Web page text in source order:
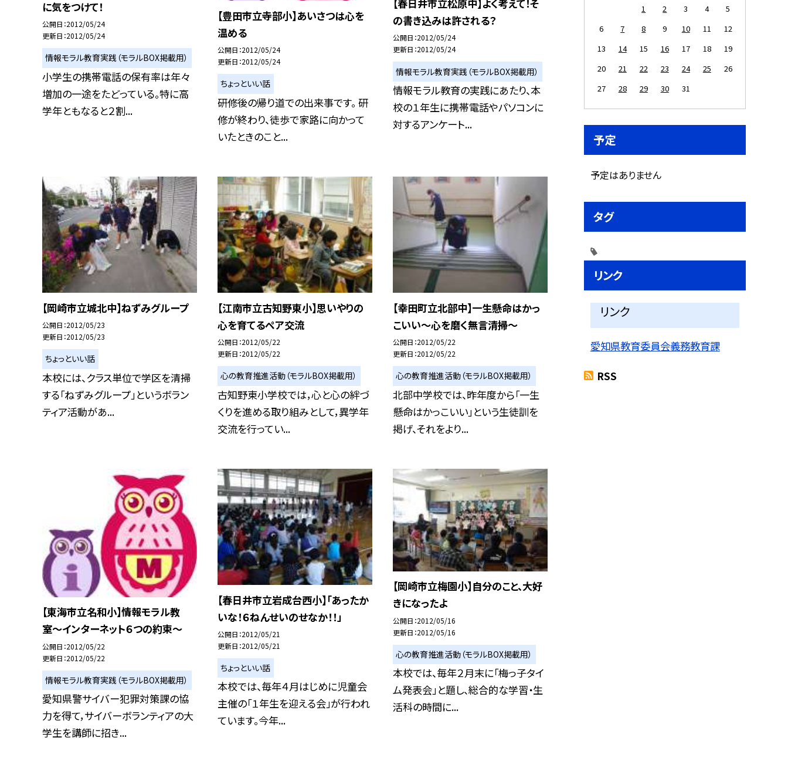
に気をつけて！
公開日 2012/05/24
更新日 2012/05/24
情報モラル教育実践（モラルBOX掲載用）
小学生の携帯電話の保有率は年々
増加の一途をたどっている。特に高
学年ともなると２割...
【豊田市立寺部小】あいさつは心を
温める
公開日 2012/05/24
更新日 2012/05/24
ちょっといい話
研修後の帰り道での出来事です。 研
修が終わり、徒歩で家路に向かって
いたときのこと...
【春日井市立松原中】よく考えて！そ
の書き込みは許される？
公開日 2012/05/24
更新日 2012/05/24
情報モラル教育実践（モラルBOX掲載用）
情報モラル教育の実践にあたり、本
校の１年生に携帯電話やパソコンに
対するアンケート...
【岡崎市立城北中】ねずみグループ
公開日 2012/05/23
更新日 2012/05/23
ちょっといい話
本校には、クラス単位で学区を清掃
する「ねずみグループ」というボラン
ティア活動があ...
【江南市立古知野東小】思いやりの
心を育てるペア交流
公開日 2012/05/22
更新日 2012/05/22
心の教育推進活動（モラルBOX掲載用）
古知野東小学校では，心と心の絆づ
くりを進める取り組みとして，異学年
交流を行ってい...
【幸田町立北部中】一生懸命はかっ
こいい〜心を磨く無言清掃〜
公開日 2012/05/22
更新日 2012/05/22
心の教育推進活動（モラルBOX掲載用）
北部中学校では、昨年度から「一生
懸命はかっこいい」という生徒訓を
掲げ、それをより...
【東海市立名和小】情報モラル教
室〜インターネット６つの約束〜
公開日 2012/05/22
更新日 2012/05/22
情報モラル教育実践（モラルBOX掲載用）
愛知県警サイバー犯罪対策課の協
力を得て，サイバーボランティアの大
学生を講師に招き...
【春日井市立岩成台西小】「あったか
いな！６ねんせいのせなか！！」
公開日 2012/05/21
更新日 2012/05/21
ちょっといい話
本校では、毎年４月はじめに児童会
主催の「１年生を迎える会」が行われ
ています。今年...
【岡崎市立梅園小】自分のこと、大好
きになったよ
公開日 2012/05/16
更新日 2012/05/16
心の教育推進活動（モラルBOX掲載用）
本校では、毎年２月末に「梅っ子タイ
ム発表会」と題し、総合的な学習・生
活科の時間に...
1 2 3 4
5
6
7 8 9 10 11
12
13
14 15 16 17 18
19
20
21 22 23 24 25
26
27
28 29 30 31
予定
予定はありません
タグ
リンク
リンク
愛知県教育委員会義務教育課
RSS